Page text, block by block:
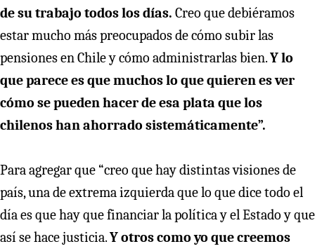
de su trabajo todos los días. Creo que debiéramos
estar mucho más preocupados de cómo subir las
pensiones en Chile y cómo administrarlas bien.Y lo
que parece es que muchos lo que quieren es ver
cómo se pueden hacer de esa plata que los
chilenos han ahorrado sistemáticamente”.
Para agregar que “creo que hay distintas visiones de
país, una de extrema izquierda que lo que dice todo el
día es que hay que financiar la política y el Estado y que
así se hace justicia.Y otros como yo que creemos